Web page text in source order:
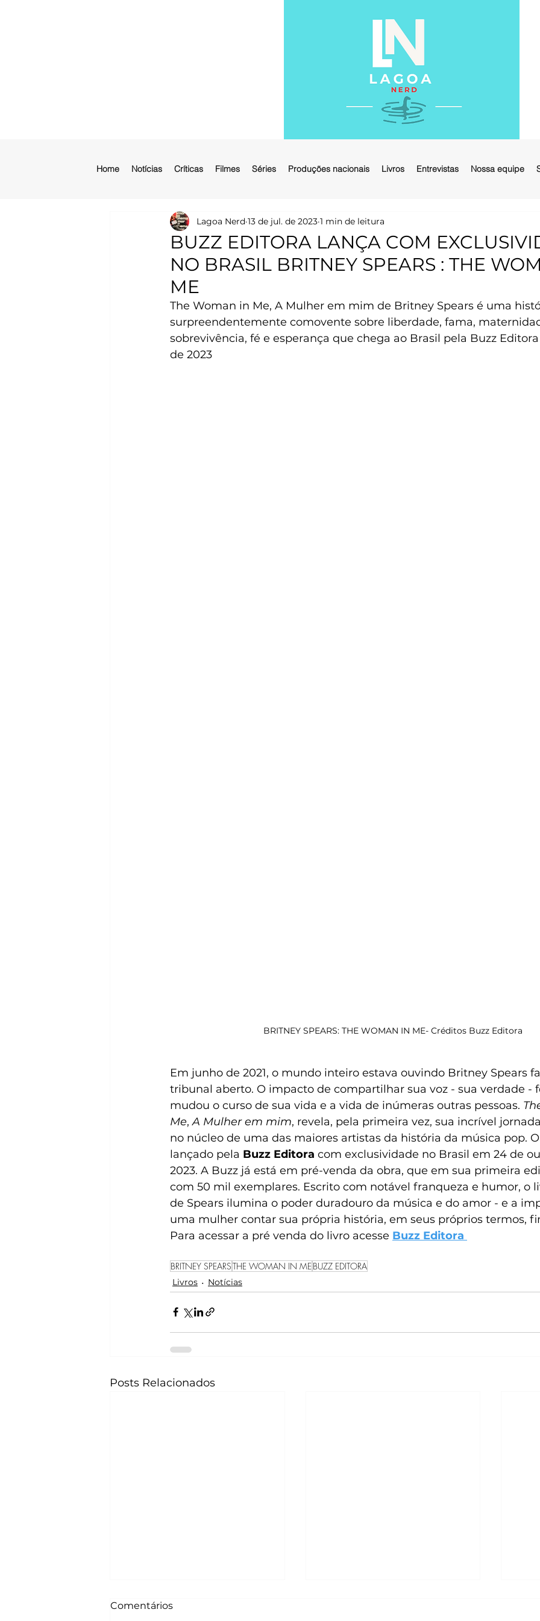
Home Notícias Críticas Filmes Séries Produções nacionais Livros Entrevistas Nossa equipe
BUZZ EDITORA LANÇA COM
NO BRASIL BRITNEY SPEARS : THE
ME
Lagoa Nerd 13 de jul. de 2023 1 min de leitura
The Woman in Me, A Mulher em mim de Britney Spears é uma
surpreendentemente comovente sobre liberdade, fama,
sobrevivência, fé e esperança que chega ao Brasil pela Buzz
de 2023
BRITNEY SPEARS: THE WOMAN IN ME- Créditos Buzz Editora
Em junho de 2021, o mundo inteiro estava ouvindo Britney Spears
tribunal aberto. O impacto de compartilhar sua voz - sua verdade -
mudou o curso de sua vida e a vida de inúmeras outras pessoas.
Me, A Mulher em mim, revela, pela primeira vez, sua incrível
no núcleo de uma das maiores artistas da história da música pop.
lançado pela Buzz Editora com exclusividade no Brasil em 24 de
2023. A Buzz já está em pré-venda da obra, que em sua primeira
com 50 mil exemplares. Escrito com notável franqueza e humor, o
de Spears ilumina o poder duradouro da música e do amor - e a
uma mulher contar sua própria história, em seus próprios termos,
Para acessar a pré venda do livro acesse Buzz Editora
BRITNEY SPEARSTHE WOMAN IN MEBUZZ EDITORA
Livros Notícias
Posts Relacionados
Comentários